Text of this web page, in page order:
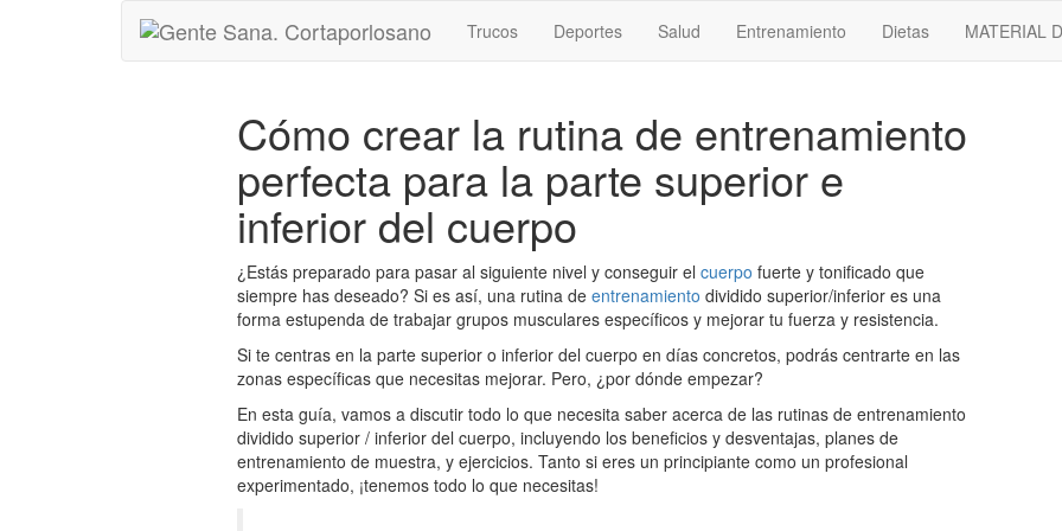
Trucos Deportes Salud Entrenamiento Dietas MATERIAL
Cómo crear la rutina de entrenamiento
perfecta para la parte superior e
inferior del cuerpo
¿Estás preparado para pasar al siguiente nivel y conseguir el cuerpo fuerte y tonificado que
siempre has deseado? Si es así, una rutina de entrenamiento dividido superior/inferior es una
forma estupenda de trabajar grupos musculares específicos y mejorar tu fuerza y resistencia.
Si te centras en la parte superior o inferior del cuerpo en días concretos, podrás centrarte en las
zonas específicas que necesitas mejorar. Pero, ¿por dónde empezar?
En esta guía, vamos a discutir todo lo que necesita saber acerca de las rutinas de entrenamiento
dividido superior / inferior del cuerpo, incluyendo los beneficios y desventajas, planes de
entrenamiento de muestra, y ejercicios. Tanto si eres un principiante como un profesional
experimentado, ¡tenemos todo lo que necesitas!